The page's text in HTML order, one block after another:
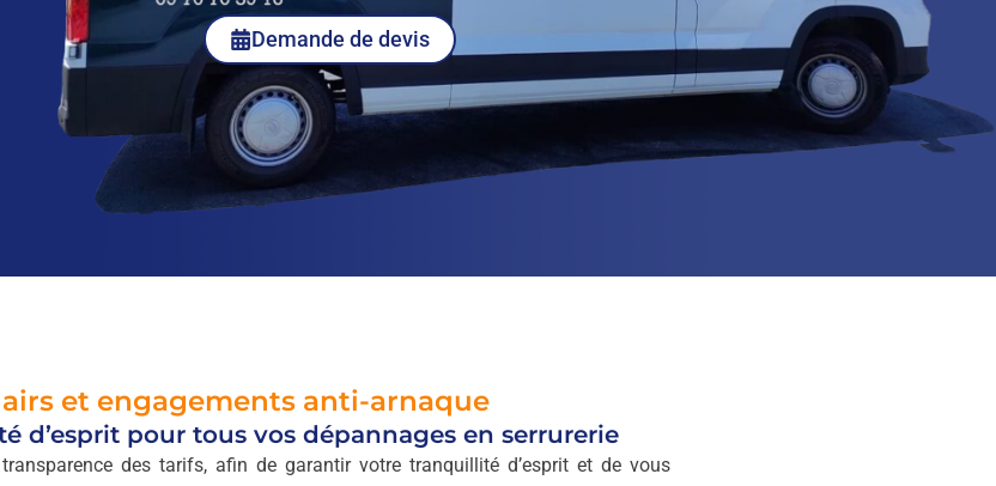
Demande de devis
et engagements anti-arnaque
d’esprit pour tous vos dépannages en serrurerie
des tarifs, afin de garantir votre tranquillité d’esprit et de vous